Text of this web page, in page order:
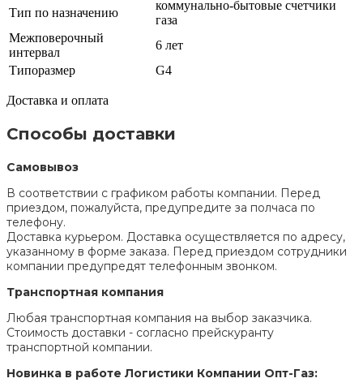
Тип по назначению
коммунально-бытовые счетчики
газа
Межповерочный
интервал
6 лет
Типоразмер
G4
Доставка и оплата
Способы доставки
Самовывоз
В соответствии с графиком работы компании. Перед
приездом, пожалуйста, предупредите за полчаса по
телефону.
Доставка курьером. Доставка осуществляется по адресу,
указанному в форме заказа. Перед приездом сотрудники
компании предупредят телефонным звонком.
Транспортная компания
Любая транспортная компания на выбор заказчика.
Стоимость доставки - согласно прейскуранту
транспортной компании.
Новинка в работе Логистики Компании Опт-Газ: